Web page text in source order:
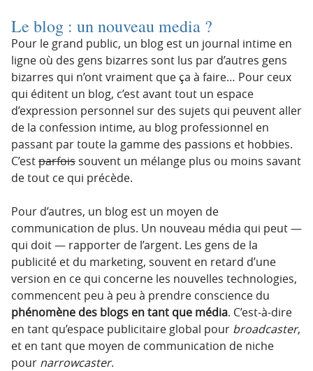
Le blog : un nouveau media ?
Pour le grand public, un blog est un journal intime en
ligne où des gens bizarres sont lus par d’autres gens
bizarres qui n’ont vraiment que ça à faire… Pour ceux
qui éditent un blog, c’est avant tout un espace
d’expression personnel sur des sujets qui peuvent aller
de la confession intime, au blog professionnel en
passant par toute la gamme des passions et hobbies.
C’estparfois souvent un mélange plus ou moins savant
de tout ce qui précède.
Pour d’autres, un blog est un moyen de
communication de plus. Un nouveau média qui peut —
qui doit — rapporter de l’argent. Les gens de la
publicité et du marketing, souvent en retard d’une
version en ce qui concerne les nouvelles technologies,
commencent peu à peu à prendre conscience du
phénomène des blogs en tant que média. C’est-à-dire
en tant qu’espace publicitaire global pour broadcaster,
et en tant que moyen de communication de niche
pour narrowcaster.